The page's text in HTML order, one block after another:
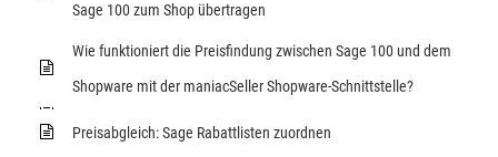
Sage 100 zum Shop übertragen
Wie funktioniert die Preisfindung zwischen Sage 100 und dem
Shopware mit der maniacSeller Shopware-Schnittstelle?
Preisabgleich: Sage Rabattlisten zuordnen